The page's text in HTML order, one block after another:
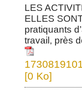
LES
ELLES
pratiquants
travail, près
[0 Ko]